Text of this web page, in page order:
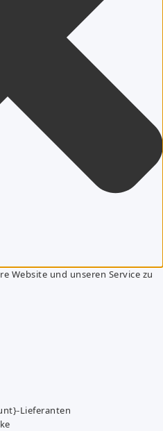
Website und unseren Service zu
Lieferanten